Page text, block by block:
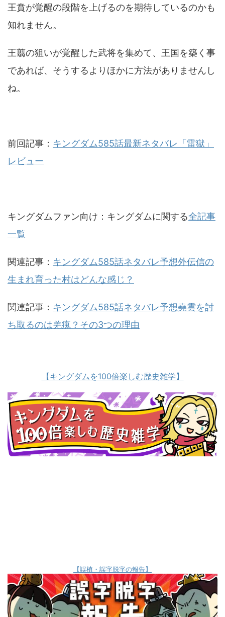
王賁が覚醒の段階を上げるのを期待しているのかも
知れません。
王翦の狙いが覚醒した武将を集めて、王国を築く事
であれば、そうするよりほかに方法がありませんし
ね。
前回記事： キングダム585話最新ネタバレ「雷獄」
レビュー
キングダムファン向け：キングダムに関する全記事
一覧
関連記事： キングダム585話ネタバレ予想外伝信の
生まれ育った村はどんな感じ？
関連記事： キングダム585話ネタバレ予想堯雲を討
ち取るのは羌瘣？その3つの理由
【キングダムを100倍楽しむ歴史雑学】
【誤植・誤字脱字の報告】